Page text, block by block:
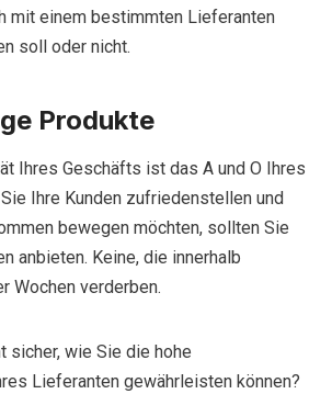
mit einem bestimmten Lieferanten
soll oder nicht.
Produkte
Ihres Geschäfts ist das A und O Ihres
Ihre Kunden zufriedenstellen und
bewegen möchten, sollten Sie
anbieten. Keine, die innerhalb
Wochen verderben.
sicher, wie Sie die hohe
Lieferanten gewährleisten können?